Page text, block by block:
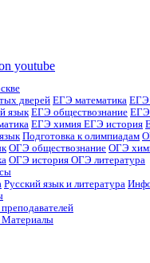
дверей ЕГЭ математика ЕГЭ
язык ЕГЭ обществознание ЕГЭ
ЕГЭ химия ЕГЭ история
Подготовка к олимпиадам
ОГЭ обществознание ОГЭ
ОГЭ история ОГЭ литература
Русский язык и литература
Материалы